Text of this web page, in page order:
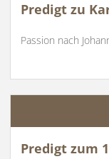
Predigt zu
Passion nach
Predigt zum